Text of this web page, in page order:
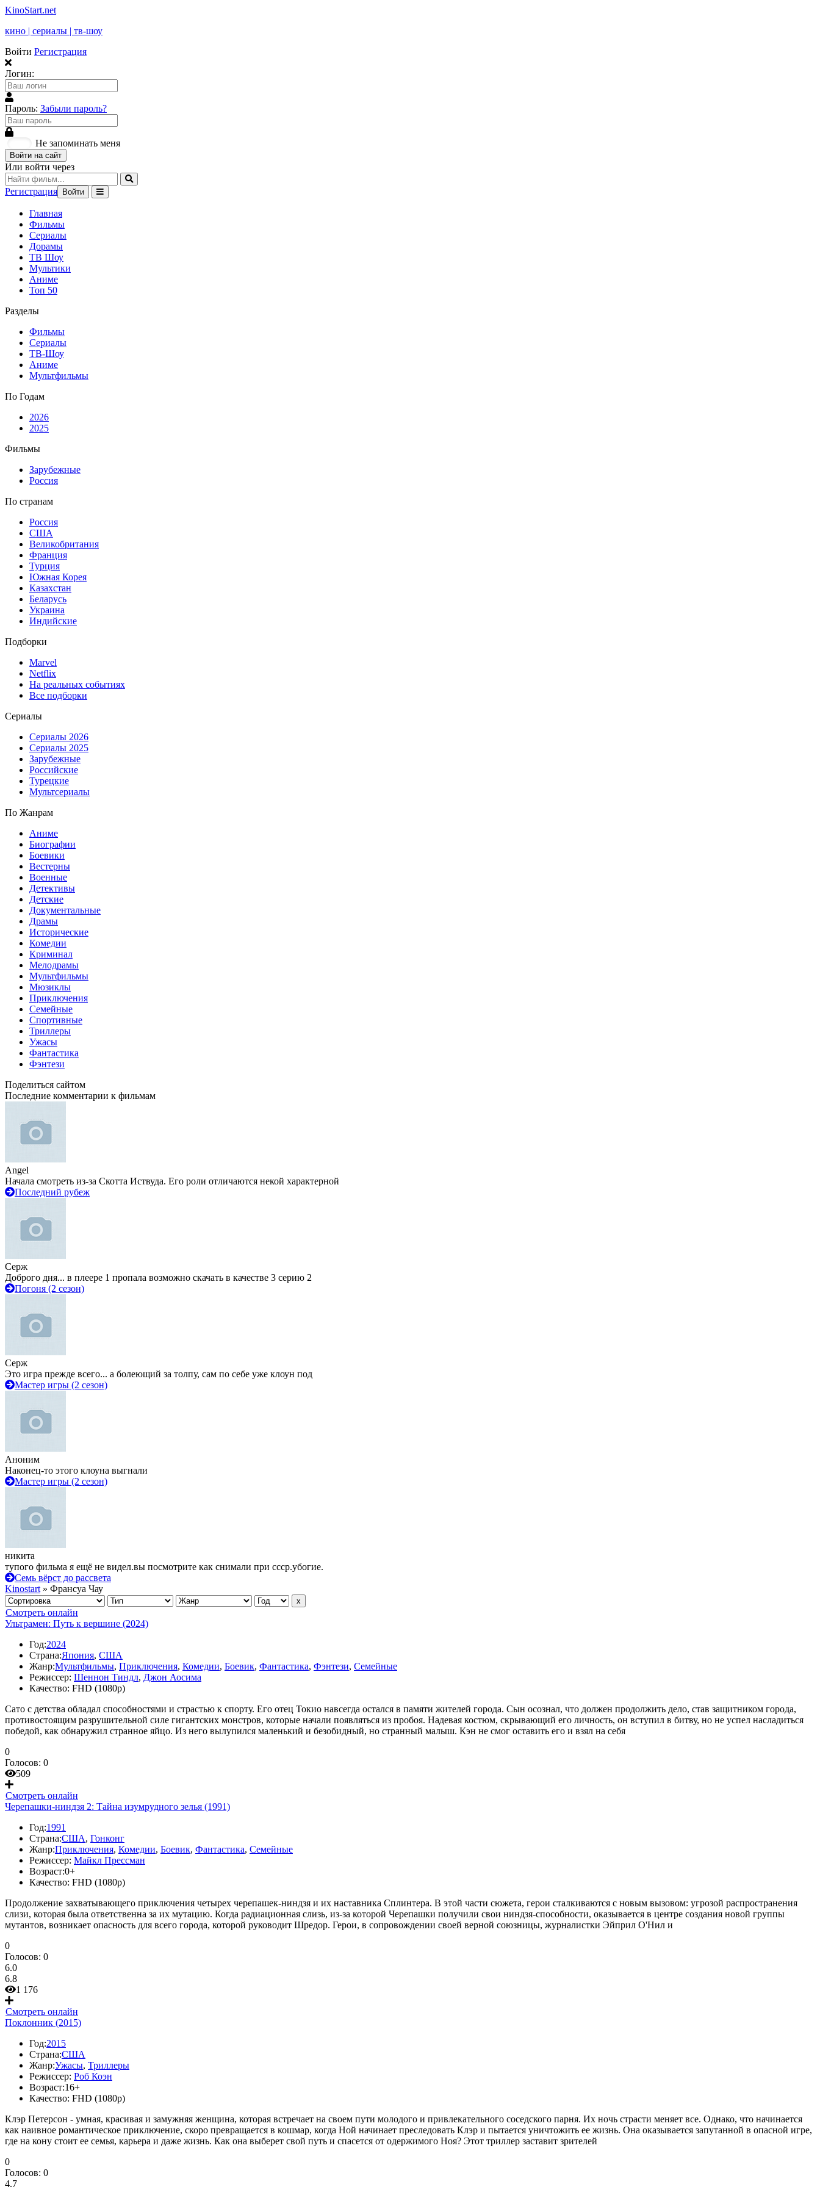
KinoStart.net
кино | сериалы | тв-шоу
Войти Регистрация
Логин:
Пароль: Забыли пароль?
Не запоминать меня
Войти на сайт
Или войти через
Регистрация Войти
Главная
Фильмы
Сериалы
Дорамы
ТВ Шоу
Мультики
Аниме
Топ 50
Разделы
Фильмы
Сериалы
ТВ-Шоу
Аниме
Мультфильмы
По Годам
2026
2025
Фильмы
Зарубежные
Россия
По странам
Россия
США
Великобритания
Франция
Турция
Южная Корея
Казахстан
Беларусь
Украина
Индийские
Подборки
Marvel
Netflix
На реальных событиях
Все подборки
Сериалы
Сериалы 2026
Сериалы 2025
Зарубежные
Российские
Турецкие
Мультсериалы
По Жанрам
Аниме
Биографии
Боевики
Вестерны
Военные
Детективы
Детские
Документальные
Драмы
Исторические
Комедии
Криминал
Мелодрамы
Мультфильмы
Мюзиклы
Приключения
Семейные
Спортивные
Триллеры
Ужасы
Фантастика
Фэнтези
Поделиться сайтом
Последние комментарии к фильмам
Angel
Начала смотреть из-за Скотта Иствуда. Его роли отличаются некой характерной
Последний рубеж
Серж
Доброго дня... в плеере 1 пропала возможно скачать в качестве 3 серию 2
Погоня (2 сезон)
Серж
Это игра прежде всего... а болеющий за толпу, сам по себе уже клоун под
Мастер игры (2 сезон)
Аноним
Наконец-то этого клоуна выгнали
Мастер игры (2 сезон)
никита
тупого фильма я ещё не видел.вы посмотрите как снимали при ссср.убогие.
Семь вёрст до рассвета
Kinostart » Франсуа Чау
Смотреть онлайн
Ультрамен: Путь к вершине (2024)
Год:2024
Страна:Япония, США
Жанр:Мультфильмы, Приключения, Комедии, Боевик, Фантастика, Фэнтези, Семейные
Режиссер: Шеннон Тиндл, Джон Аосима
Качество: FHD (1080p)
Сато с детства обладал способностями и страстью к спорту. Его отец Токио навсегда остался в памяти жителей города. Сын осознал, что должен продолжить дело, став защитником города,
противостоящим разрушительной силе гигантских монстров, которые начали появляться из пробоя. Надевая костюм, скрывающий его личность, он вступил в битву, но не успел насладиться
победой, как обнаружил странное яйцо. Из него вылупился маленький и безобидный, но странный малыш. Кэн не смог оставить его и взял на себя
0
Голосов: 0
509
Смотреть онлайн
Черепашки-ниндзя 2: Тайна изумрудного зелья (1991)
Год:1991
Страна:США, Гонконг
Жанр:Приключения, Комедии, Боевик, Фантастика, Семейные
Режиссер: Майкл Прессман
Возраст:0+
Качество: FHD (1080p)
Продолжение захватывающего приключения четырех черепашек-ниндзя и их наставника Сплинтера. В этой части сюжета, герои сталкиваются с новым вызовом: угрозой распространения
слизи, которая была ответственна за их мутацию. Когда радиационная слизь, из-за которой Черепашки получили свои ниндзя-способности, оказывается в центре создания новой группы
мутантов, возникает опасность для всего города, которой руководит Шредор. Герои, в сопровождении своей верной союзницы, журналистки Эйприл О'Нил и
0
Голосов: 0
6.0
6.8
1 176
Смотреть онлайн
Поклонник (2015)
Год:2015
Страна:США
Жанр:Ужасы, Триллеры
Режиссер: Роб Коэн
Возраст:16+
Качество: FHD (1080p)
Клэр Петерсон - умная, красивая и замужняя женщина, которая встречает на своем пути молодого и привлекательного соседского парня. Их ночь страсти меняет все. Однако, что начинается
как наивное романтическое приключение, скоро превращается в кошмар, когда Ной начинает преследовать Клэр и пытается уничтожить ее жизнь. Она оказывается запутанной в опасной игре,
где на кону стоит ее семья, карьера и даже жизнь. Как она выберет свой путь и спасется от одержимого Ноя? Этот триллер заставит зрителей
0
Голосов: 0
4.7